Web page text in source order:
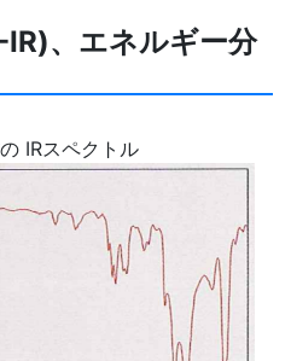
、エネルギー分
IRスペクトル